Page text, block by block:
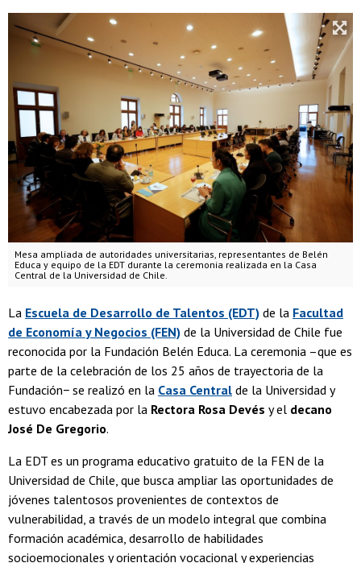
Mesa ampliada de autoridades universitarias, representantes de Belén
Educa y equipo de la EDT durante la ceremonia realizada en la Casa
Central de la Universidad de Chile.
La Escuela de Desarrollo de Talentos (EDT) de la Facultad
de Economía y Negocios (FEN) de la Universidad de Chile fue
reconocida por la Fundación Belén Educa. La ceremonia –que es
parte de la celebración de los 25 años de trayectoria de la
Fundación− se realizó en la Casa Central de la Universidad y
estuvo encabezada por la Rectora Rosa Devés y el decano
José De Gregorio.
La EDT es un programa educativo gratuito de la FEN de la
Universidad de Chile, que busca ampliar las oportunidades de
jóvenes talentosos provenientes de contextos de
vulnerabilidad, a través de un modelo integral que combina
formación académica, desarrollo de habilidades
socioemocionales y orientación vocacional y experiencias